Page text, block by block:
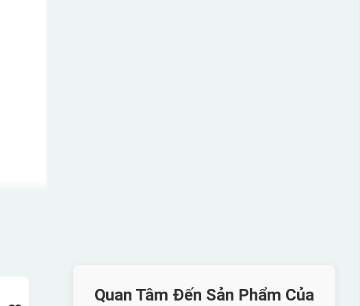
Quan Tâm Đến Sản Phẩm Của